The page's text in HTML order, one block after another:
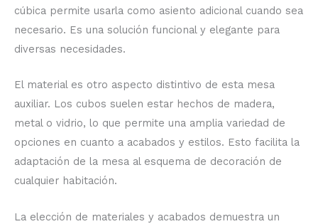
cúbica permite usarla como asiento adicional cuando sea
necesario. Es una solución funcional y elegante para
diversas necesidades.
El material es otro aspecto distintivo de esta mesa
auxiliar. Los cubos suelen estar hechos de madera,
metal o vidrio, lo que permite una amplia variedad de
opciones en cuanto a acabados y estilos. Esto facilita la
adaptación de la mesa al esquema de decoración de
cualquier habitación.
La elección de materiales y acabados demuestra un